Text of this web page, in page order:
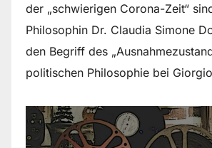
der „schwierigen Corona-Zeit“
Philosophin Dr. Claudia Simone
den Begriff des
politischen Philosophie bei